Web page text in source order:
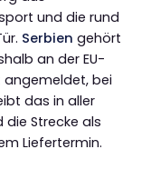
und die rund
Serbien gehört
an der EU-
angemeldet, bei
das in aller
die Strecke als
Liefertermin.